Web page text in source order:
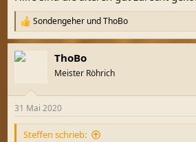
R
e
a
k
e
n
Sondengeher undThoBo
ThoBo
Meister Röhrich
31 Mai 2020
Steffen schrieb: